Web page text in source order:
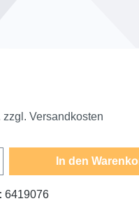
Versandkosten
Gib den
In den
6419076